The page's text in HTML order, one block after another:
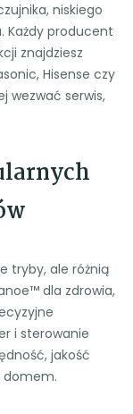
niskiego
Każdy producent
znajdziesz
Hisense czy
wezwać serwis,
tryby, ale różnią
dla zdrowia,
i sterowanie
jakość
domem.